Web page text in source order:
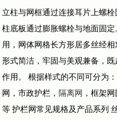
立柱与网框通过连接耳片上螺
柱底板通过膨胀螺栓与地面固
用，网体网格长方形居多丝经
形式简洁，牢固与美观兼备，
作用。 根据样式的不同可分为
网，市政护栏， 隔离网 ，框架
等 护栏网常见规格及产品系列